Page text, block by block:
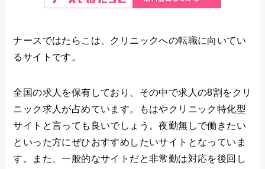
ナースではたらこは、クリニックへの転職に向いてい
るサイトです。
全国の求人を保有しており、その中で求人の8割をクリ
ニック求人が占めています。もはやクリニック特化型
サイトと言っても良いでしょう。夜勤無しで働きたい
といった方にぜひおすすめしたいサイトとなっていま
す。また、一般的なサイトだと非常勤は対応を後回し